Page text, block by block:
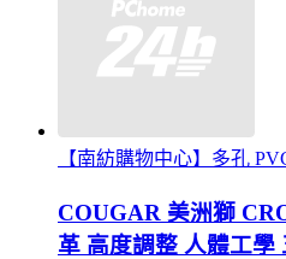
【南紡購物中心】多孔
COUGAR 美洲獅
革 高度調整 人體工學